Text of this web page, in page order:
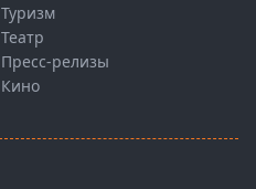
Туризм
Театр
Пресс-релизы
Кино